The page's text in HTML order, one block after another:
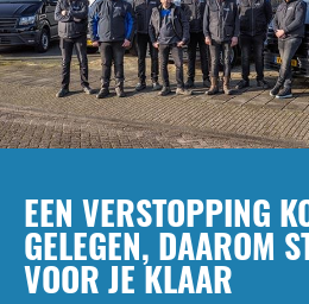
EEN VERSTOPPING
GELEGEN, DAAROM
VOOR JE KLAAR